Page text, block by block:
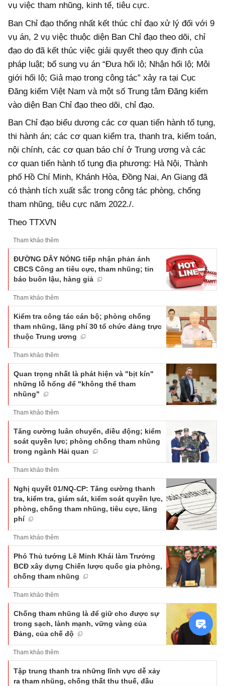
vụ việc tham nhũng, kinh tế, tiêu cực.
Ban Chỉ đạo thống nhất kết thúc chỉ đạo xử lý đối với 9
vụ án, 2 vụ việc thuộc diện Ban Chỉ đạo theo dõi, chỉ
đạo do đã kết thúc việc giải quyết theo quy định của
pháp luật; bổ sung vụ án “Đưa hối lộ; Nhận hối lộ; Môi
giới hối lộ; Giả mạo trong công tác” xảy ra tại Cục
Đăng kiểm Việt Nam và một số Trung tâm Đăng kiểm
vào diện Ban Chỉ đạo theo dõi, chỉ đạo.
Ban Chỉ đạo biểu dương các cơ quan tiến hành tố tụng,
thi hành án; các cơ quan kiểm tra, thanh tra, kiểm toán,
nội chính, các cơ quan báo chí ở Trung ương và các
cơ quan tiến hành tố tụng địa phương: Hà Nội, Thành
phố Hồ Chí Minh, Khánh Hòa, Đồng Nai, An Giang đã
có thành tích xuất sắc trong công tác phòng, chống
tham nhũng, tiêu cực năm 2022./.
Theo TTXVN
Tham khảo thêm
ĐƯỜNG DÂY NÓNG tiếp nhận phản ánh
CBCS Công an tiêu cực, tham nhũng; tin
báo buôn lậu, hàng giả
Tham khảo thêm
Kiểm tra công tác cán bộ; phòng chống
tham nhũng, lãng phí 30 tổ chức đảng trực
thuộc Trung ương
Tham khảo thêm
Quan trọng nhất là phát hiện và "bịt kín"
những lỗ hổng để "không thể tham
nhũng"
Tham khảo thêm
Tăng cường luân chuyển, điều động; kiểm
soát quyền lực; phòng chống tham nhũng
trong ngành Hải quan
Tham khảo thêm
Nghị quyết 01/NQ-CP: Tăng cường thanh
tra, kiểm tra, giám sát, kiểm soát quyền lực,
phòng, chống tham nhũng, tiêu cực, lãng
phí
Tham khảo thêm
Phó Thủ tướng Lê Minh Khái làm Trưởng
BCĐ xây dựng Chiến lược quốc gia phòng,
chống tham nhũng
Tham khảo thêm
Chống tham nhũng là để giữ cho được sự
trong sạch, lành mạnh, vững vàng của
Đảng, của chế độ
Tham khảo thêm
Tập trung thanh tra những lĩnh vực dễ xảy
ra tham nhũng, chống thất thu thuế, đầu